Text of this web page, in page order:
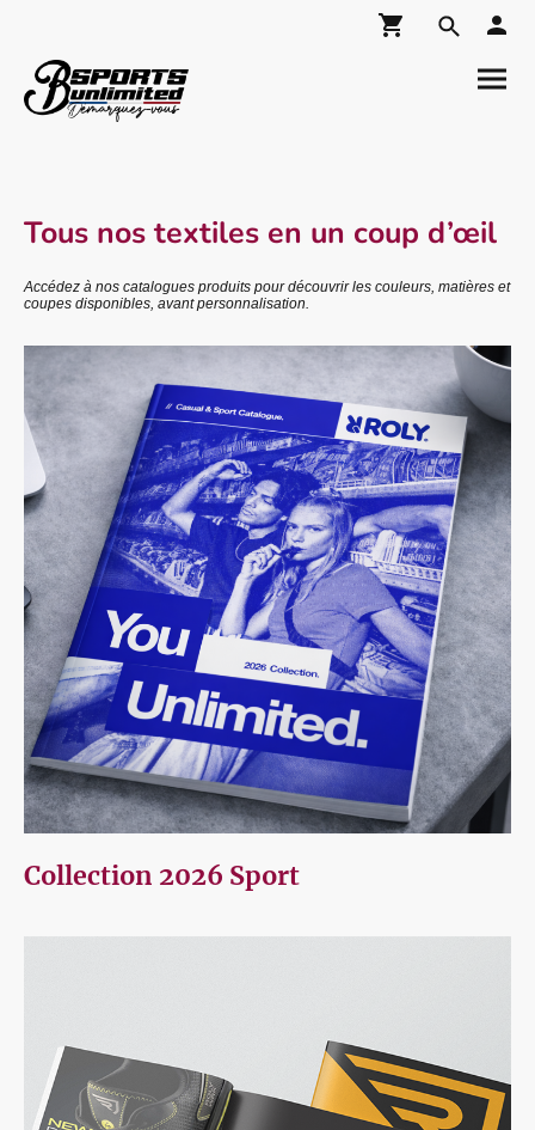
Tous nos textiles en un coup d’œil
Accédez à nos catalogues produits pour découvrir les couleurs, matières et
coupes disponibles, avant personnalisation.
Collection 2026 Sport